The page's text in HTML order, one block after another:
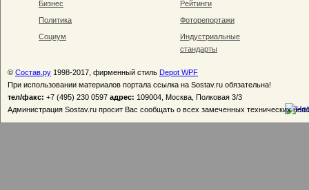
Бизнес
Политика
Социум
Рейтинги
Фоторепортажи
Индустриальные
стандарты
© Состав.ру 1998-2017, фирменный стиль Depot WPF
При использовании материалов портала ссылка на Sostav.ru обязательна!
тел/факс: +7 (495) 230 0597 адрес: 109004, Москва, Полковая 3/3
Администрация Sostav.ru просит Вас сообщать о всех замеченных технических